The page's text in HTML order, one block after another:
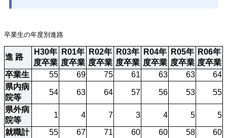
卒業生の年度別進路
進 路
H30年
度卒業
R01年
度卒業
R02年
度卒業
R03年
度卒業
R04年
度卒業
R05年
度卒業
R06年
度卒業
卒業生
55 69 75 61 63 63
64
県内病
院等
54 63 64 57 56 53
55
県外病
院等
1 4 7 3 4 5
5
就職計
55 67 71 60 60 58
60